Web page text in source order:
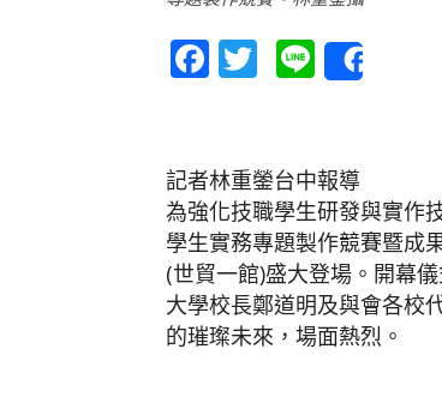
Facebook
Twitter
Line
記者林重鎣台中報導
為強化技職學生研發與實作
學生實務專題製作競賽暨成
(世貿一館)盛大登場。開幕
大學校長鄭道明及與會各校
的璀璨未來，場面熱烈。